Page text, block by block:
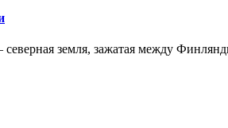
северная земля, зажатая между